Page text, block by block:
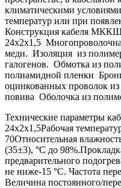
климатическими
температур или при
Конструкция кабеля
24х2х1,5
меди. Изоляция из
галогенов. Обмотка из
полиамидной пленки
оцинкованных проволок
повива Оболочка из
Технические параметры
24х2х1,5Рабочая
70Относительная
(35±3), °С до
предварительного
не ниже-15 °C. Частота
Величина постоянного/